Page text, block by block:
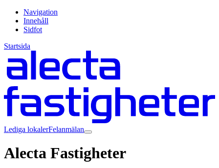
Navigation
Innehåll
Sidfot
Startsida
Lediga lokalerFelanmälan
Alecta Fastigheter